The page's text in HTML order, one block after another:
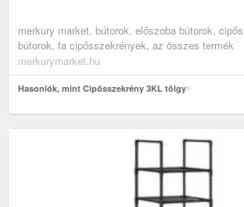
merkury market, bútorok, előszoba bútorok,
bútorok, fa cipősszekrények, az összes termék
merkurymarket.hu
Hasonlók, mint Cipősszekrény 3KL tölgy